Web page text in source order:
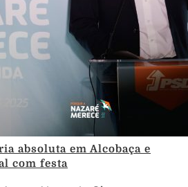
absoluta em Alcobaça e
com festa